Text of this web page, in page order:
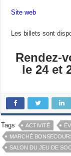
Site web
Les billets sont
Rendez-
le 24 et
Tags ACTIVITÉ
MARCHÉ
SALON DU JEU DE